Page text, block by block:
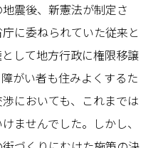
震後、新憲法が制定さ
に委ねられていた従来と
して地方行政に権限移譲
がい者も住みよくするた
においても、これまでは
ませんでした。しかし、